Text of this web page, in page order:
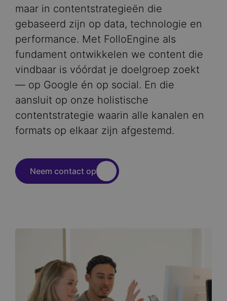
maar in contentstrategieën die
gebaseerd zijn op data, technologie en
performance. Met FolloEngine als
fundament ontwikkelen we content die
vindbaar is vóórdat je doelgroep zoekt
— op Google én op social. En die
aansluit op onze holistische
contentstrategie waarin alle kanalen en
formats op elkaar zijn afgestemd.
Neem contact op